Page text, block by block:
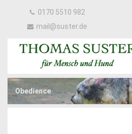
0170 5510 982
mail@suster.de
Obedience